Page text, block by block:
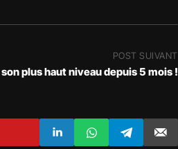
POST SUIVANT
plus haut niveau depuis 5 mois !